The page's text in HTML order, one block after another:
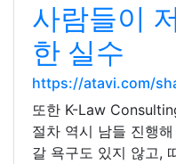
사람들이
한 실수
https://atavi.com/
또한 K-Law
절차 역시 남들 진행
갈 욕구도 있지 않고,